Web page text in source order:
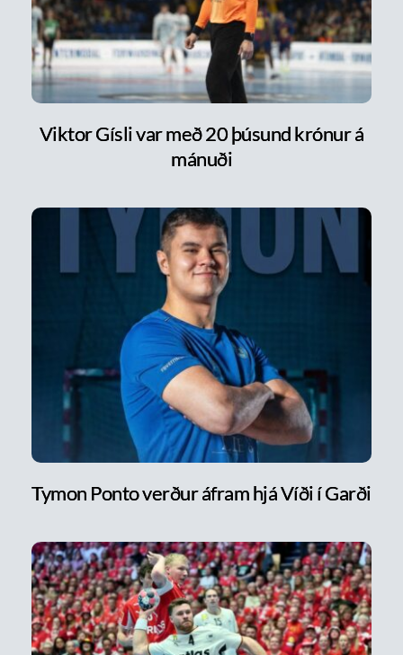
Viktor Gísli var með 20 þúsund krónur á
mánuði
Tymon Ponto verður áfram hjá Víði í Garði